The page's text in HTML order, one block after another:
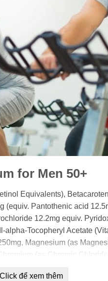
for Men 50+
Equivalents),
Pantothenic acid
12.2mg equiv.
Tocopheryl Acetate
Magnesium (as
(as Chromic
(as Sodium
Click để xem thêm